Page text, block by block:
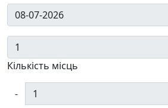
Кількість місць
-